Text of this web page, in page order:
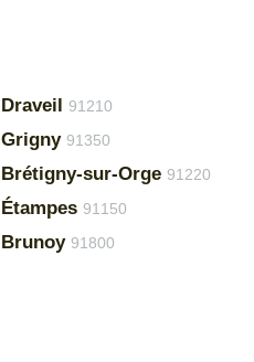
Draveil 91210
Grigny 91350
Brétigny-sur-Orge 91220
Étampes 91150
Brunoy 91800